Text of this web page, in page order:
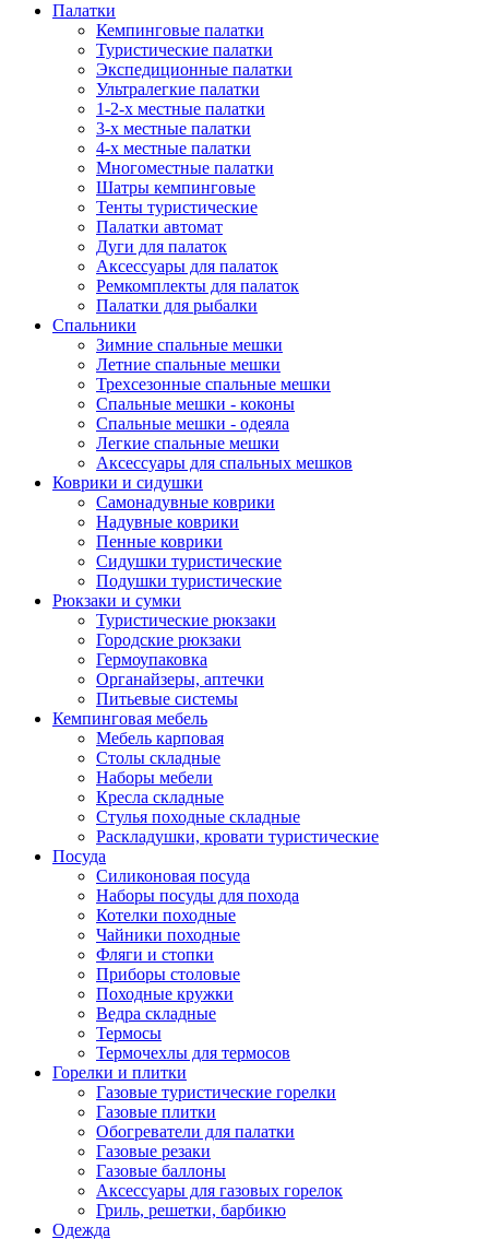
Палатки
Кемпинговые палатки
Туристические палатки
Экспедиционные палатки
Ультралегкие палатки
1-2-x местные палатки
3-х местные палатки
4-х местные палатки
Многоместные палатки
Шатры кемпинговые
Тенты туристические
Палатки автомат
Дуги для палаток
Аксессуары для палаток
Ремкомплекты для палаток
Палатки для рыбалки
Спальники
Зимние спальные мешки
Летние спальные мешки
Трехсезонные спальные мешки
Спальные мешки - коконы
Спальные мешки - одеяла
Легкие спальные мешки
Аксессуары для спальных мешков
Коврики и сидушки
Самонадувные коврики
Надувные коврики
Пенные коврики
Сидушки туристические
Подушки туристические
Рюкзаки и сумки
Туристические рюкзаки
Городские рюкзаки
Гермоупаковка
Органайзеры, аптечки
Питьевые системы
Кемпинговая мебель
Мебель карповая
Столы складные
Наборы мебели
Кресла складные
Стулья походные складные
Раскладушки, кровати туристические
Посуда
Силиконовая посуда
Наборы посуды для похода
Котелки походные
Чайники походные
Фляги и стопки
Приборы столовые
Походные кружки
Ведра складные
Термосы
Термочехлы для термосов
Горелки и плитки
Газовые туристические горелки
Газовые плитки
Обогреватели для палатки
Газовые резаки
Газовые баллоны
Аксессуары для газовых горелок
Гриль, решетки, барбикю
Одежда